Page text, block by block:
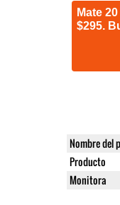
Mate
$295.
Nombre del
Producto
Monitora